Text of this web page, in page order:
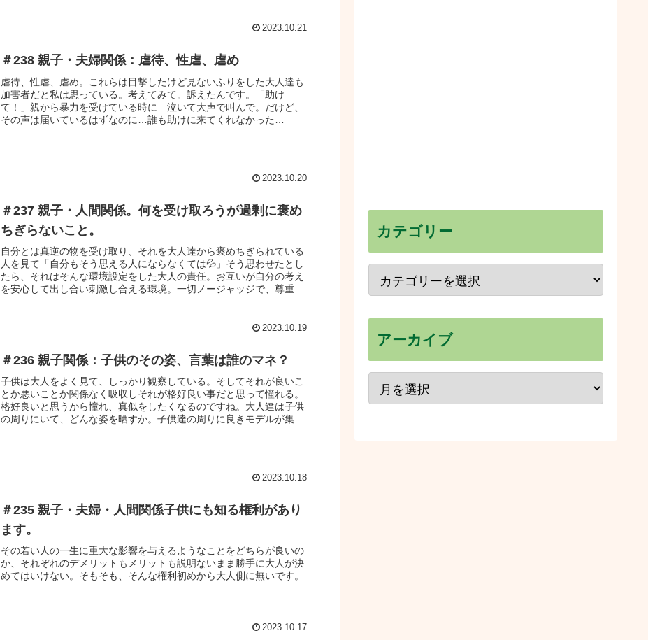
2023.10.21
＃238 親子・夫婦関係：虐待、性虐、虐め
虐待、性虐、虐め。これらは目撃したけど見ないふりをした大人達も
加害者だと私は思っている。考えてみて。訴えたんです。「助け
て！」親から暴力を受けている時に 泣いて大声で叫んで。だけど、
その声は届いているはずなのに…誰も助けに来てくれなかった…
2023.10.20
＃237 親子・人間関係。何を受け取ろうが過剰に褒め
ちぎらないこと。
自分とは真逆の物を受け取り、それを大人達から褒めちぎられている
人を見て「自分もそう思える人にならなくては💦」そう思わせたとし
たら、それはそんな環境設定をした大人の責任。お互いが自分の考え
を安心して出し合い刺激し合える環境。一切ノージャッジで、尊重し
2023.10.19
＃236 親子関係：子供のその姿、言葉は誰のマネ？
子供は大人をよく見て、しっかり観察している。そしてそれが良いこ
とか悪いことか関係なく吸収しそれが格好良い事だと思って憧れる。
格好良いと思うから憧れ、真似をしたくなるのですね。大人達は子供
の周りにいて、どんな姿を晒すか。子供達の周りに良きモデルが集ま
2023.10.18
＃235 親子・夫婦・人間関係子供にも知る権利があり
ます。
その若い人の一生に重大な影響を与えるようなことをどちらが良いの
か、それぞれのデメリットもメリットも説明ないまま勝手に大人が決
めてはいけない。そもそも、そんな権利初めから大人側に無いです。
2023.10.17
カテゴリー
アーカイブ